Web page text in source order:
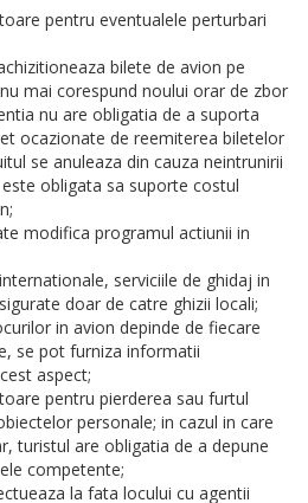
pentru eventualele perturbari
bilete de avion pe
mai corespund noului orar de zbor
nu are obligatia de a suporta
ocazionate de reemiterea biletelor
se anuleaza din cauza neintrunirii
obligata sa suporte costul
modifica programul actiunii in
serviciile de ghidaj in
doar de catre ghizii locali;
in avion depinde de fiecare
se pot furniza informatii
aspect;
pentru pierderea sau furtul
personale; in cazul in care
turistul are obligatia de a depune
competente;
la fata locului cu agentii